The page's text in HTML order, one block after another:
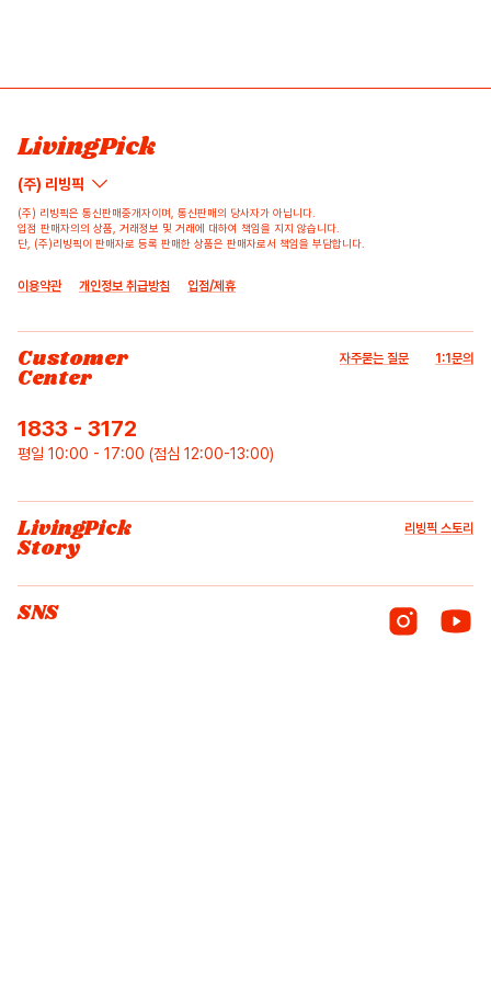
LivingPick
(주) 리빙픽
(주) 리빙픽은 통신판매중개자이며, 통신판매의 당사자가 아닙니다.
입점 판매자의의 상품, 거래정보 및 거래에 대하여 책임을 지지 않습니다.
단, (주)리빙픽이 판매자로 등록 판매한 상품은 판매자로서 책임을 부담합니다.
이용약관 개인정보 취급방침 입점/제휴
Customer
Center
자주묻는 질문 1:1문의
1833 - 3172
평일 10:00 - 17:00 (점심 12:00-13:00)
LivingPick
Story
리빙픽 스토리
SNS